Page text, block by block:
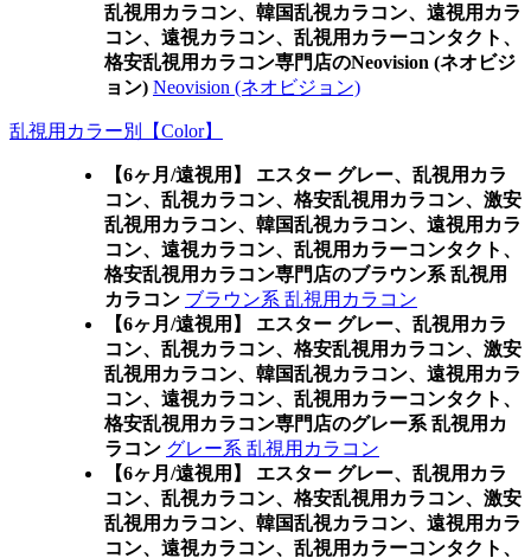
乱視用カラコン、韓国乱視カラコン、遠視用カラ
コン、遠視カラコン、乱視用カラーコンタクト、
格安乱視用カラコン専門店のNeovision (ネオビジ
ョン) Neovision (ネオビジョン)
乱視用カラー別【Color】
【6ヶ月/遠視用】 エスター グレー、乱視用カラ
コン、乱視カラコン、格安乱視用カラコン、激安
乱視用カラコン、韓国乱視カラコン、遠視用カラ
コン、遠視カラコン、乱視用カラーコンタクト、
格安乱視用カラコン専門店のブラウン系 乱視用
カラコン ブラウン系 乱視用カラコン
【6ヶ月/遠視用】 エスター グレー、乱視用カラ
コン、乱視カラコン、格安乱視用カラコン、激安
乱視用カラコン、韓国乱視カラコン、遠視用カラ
コン、遠視カラコン、乱視用カラーコンタクト、
格安乱視用カラコン専門店のグレー系 乱視用カ
ラコン グレー系 乱視用カラコン
【6ヶ月/遠視用】 エスター グレー、乱視用カラ
コン、乱視カラコン、格安乱視用カラコン、激安
乱視用カラコン、韓国乱視カラコン、遠視用カラ
コン、遠視カラコン、乱視用カラーコンタクト、